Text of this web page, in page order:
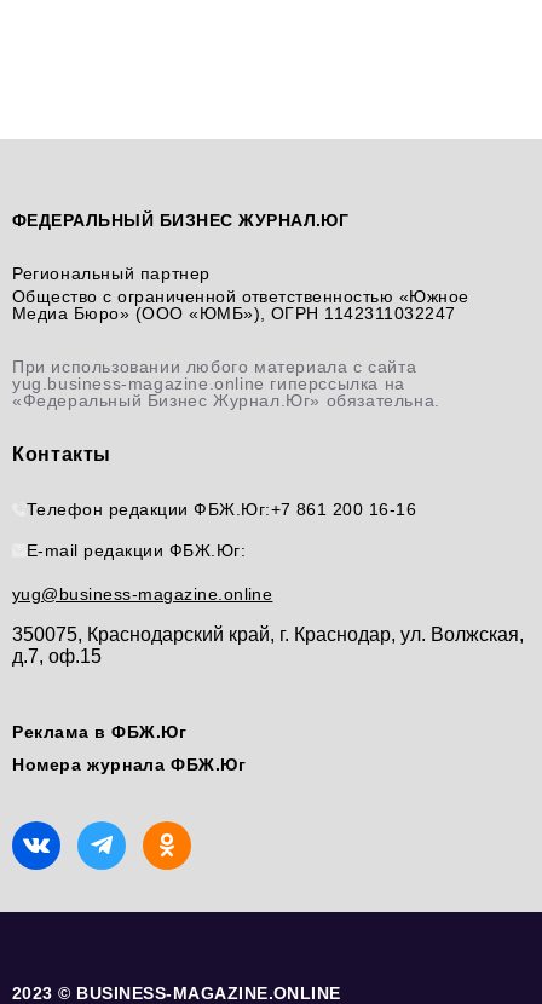
ФЕДЕРАЛЬНЫЙ БИЗНЕС ЖУРНАЛ.ЮГ
Региональный партнер
Общество с ограниченной ответственностью «Южное
Медиа Бюро» (ООО «ЮМБ»), ОГРН 1142311032247
При использовании любого материала с сайта
yug.business-magazine.online гиперссылка на
«Федеральный Бизнес Журнал.Юг» обязательна.
Контакты
Телефон редакции ФБЖ.Юг:+7 861 200 16-16
E-mail редакции ФБЖ.Юг:
yug@business-magazine.online
350075, Краснодарский край, г. Краснодар, ул. Волжская,
д.7, оф.15
Реклама в ФБЖ.Юг
Номера журнала ФБЖ.Юг
2023 © BUSINESS-MAGAZINE.ONLINE